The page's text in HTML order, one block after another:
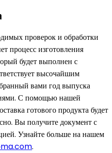
проверок и обработки
процесс изготовления
будет выполнен с
высочайшим
вами год выпуска
С помощью нашей
готового продукта будет
Вы получите документ с
Узнайте больше на нашем
.